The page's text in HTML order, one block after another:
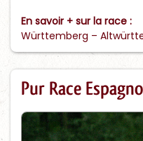
En savoir + sur la race :
Württemberg –
Pur Race